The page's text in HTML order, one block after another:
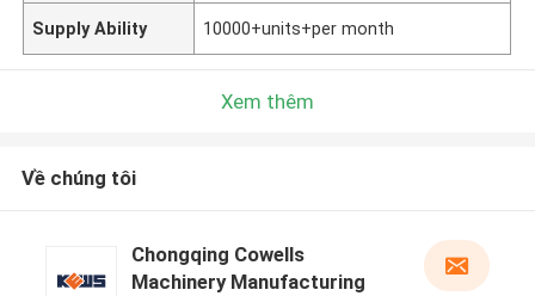
Supply Ability 10000+units+per month
Xem thêm
Về chúng tôi
Chongqing Cowells
Machinery Manufacturing